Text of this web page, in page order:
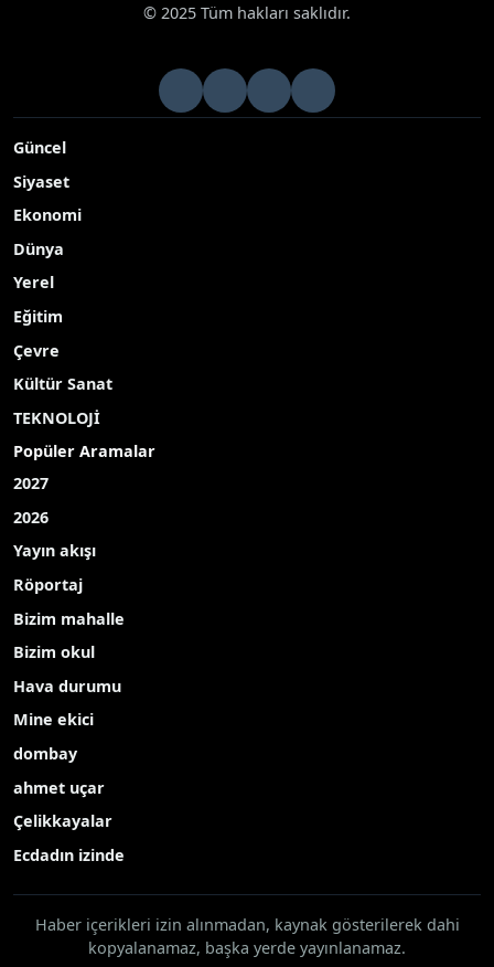
© 2025 Tüm hakları saklıdır.
Güncel
Siyaset
Ekonomi
Dünya
Yerel
Eğitim
Çevre
Kültür Sanat
TEKNOLOJİ
Popüler Aramalar
2027
2026
Yayın akışı
Röportaj
Bizim mahalle
Bizim okul
Hava durumu
Mine ekici
dombay
ahmet uçar
Çelikkayalar
Ecdadın izinde
Haber içerikleri izin alınmadan, kaynak gösterilerek dahi
kopyalanamaz, başka yerde yayınlanamaz.